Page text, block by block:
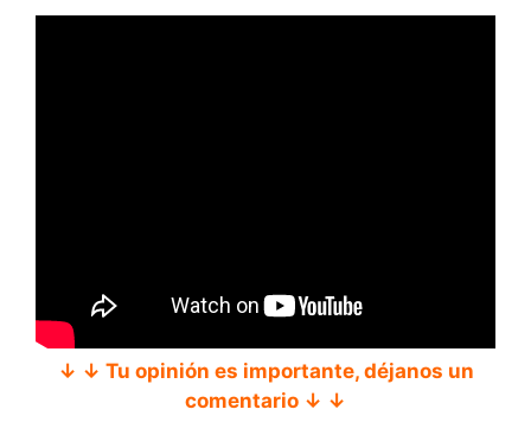
↓ ↓ Tu opinión es importante, déjanos un
comentario ↓ ↓